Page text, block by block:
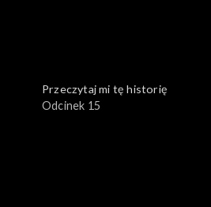
Przeczytaj mi tę historię
Odcinek 15